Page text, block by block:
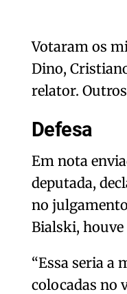
Votaram os
Dino,
relator.
Defesa
Em nota
deputada,
no
Bialski, houve
“Essa seria a
colocadas no